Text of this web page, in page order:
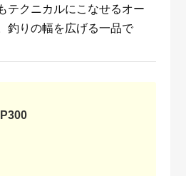
テクニカルにこなせるオー
釣りの幅を広げる一品で